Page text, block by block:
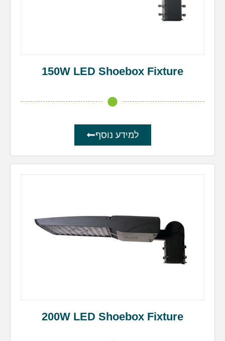
150W LED Shoebox Fixture
למידע נוסף
200W LED Shoebox Fixture